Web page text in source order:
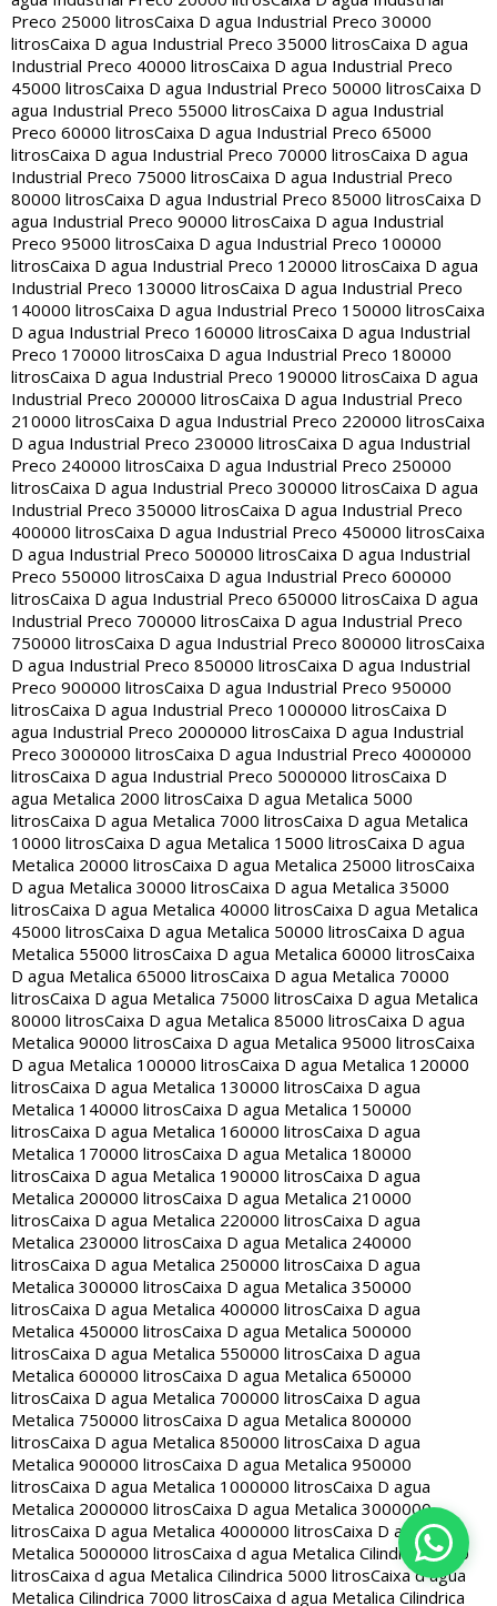
Preco 25000 litrosCaixa D agua Industrial Preco 30000
litrosCaixa D agua Industrial Preco 35000 litrosCaixa D agua
Industrial Preco 40000 litrosCaixa D agua Industrial Preco
45000 litrosCaixa D agua Industrial Preco 50000 litrosCaixa D
agua Industrial Preco 55000 litrosCaixa D agua Industrial
Preco 60000 litrosCaixa D agua Industrial Preco 65000
litrosCaixa D agua Industrial Preco 70000 litrosCaixa D agua
Industrial Preco 75000 litrosCaixa D agua Industrial Preco
80000 litrosCaixa D agua Industrial Preco 85000 litrosCaixa D
agua Industrial Preco 90000 litrosCaixa D agua Industrial
Preco 95000 litrosCaixa D agua Industrial Preco 100000
litrosCaixa D agua Industrial Preco 120000 litrosCaixa D agua
Industrial Preco 130000 litrosCaixa D agua Industrial Preco
140000 litrosCaixa D agua Industrial Preco 150000 litrosCaixa
D agua Industrial Preco 160000 litrosCaixa D agua Industrial
Preco 170000 litrosCaixa D agua Industrial Preco 180000
litrosCaixa D agua Industrial Preco 190000 litrosCaixa D agua
Industrial Preco 200000 litrosCaixa D agua Industrial Preco
210000 litrosCaixa D agua Industrial Preco 220000 litrosCaixa
D agua Industrial Preco 230000 litrosCaixa D agua Industrial
Preco 240000 litrosCaixa D agua Industrial Preco 250000
litrosCaixa D agua Industrial Preco 300000 litrosCaixa D agua
Industrial Preco 350000 litrosCaixa D agua Industrial Preco
400000 litrosCaixa D agua Industrial Preco 450000 litrosCaixa
D agua Industrial Preco 500000 litrosCaixa D agua Industrial
Preco 550000 litrosCaixa D agua Industrial Preco 600000
litrosCaixa D agua Industrial Preco 650000 litrosCaixa D agua
Industrial Preco 700000 litrosCaixa D agua Industrial Preco
750000 litrosCaixa D agua Industrial Preco 800000 litrosCaixa
D agua Industrial Preco 850000 litrosCaixa D agua Industrial
Preco 900000 litrosCaixa D agua Industrial Preco 950000
litrosCaixa D agua Industrial Preco 1000000 litrosCaixa D
agua Industrial Preco 2000000 litrosCaixa D agua Industrial
Preco 3000000 litrosCaixa D agua Industrial Preco 4000000
litrosCaixa D agua Industrial Preco 5000000 litrosCaixa D
agua Metalica 2000 litrosCaixa D agua Metalica 5000
litrosCaixa D agua Metalica 7000 litrosCaixa D agua Metalica
10000 litrosCaixa D agua Metalica 15000 litrosCaixa D agua
Metalica 20000 litrosCaixa D agua Metalica 25000 litrosCaixa
D agua Metalica 30000 litrosCaixa D agua Metalica 35000
litrosCaixa D agua Metalica 40000 litrosCaixa D agua Metalica
45000 litrosCaixa D agua Metalica 50000 litrosCaixa D agua
Metalica 55000 litrosCaixa D agua Metalica 60000 litrosCaixa
D agua Metalica 65000 litrosCaixa D agua Metalica 70000
litrosCaixa D agua Metalica 75000 litrosCaixa D agua Metalica
80000 litrosCaixa D agua Metalica 85000 litrosCaixa D agua
Metalica 90000 litrosCaixa D agua Metalica 95000 litrosCaixa
D agua Metalica 100000 litrosCaixa D agua Metalica 120000
litrosCaixa D agua Metalica 130000 litrosCaixa D agua
Metalica 140000 litrosCaixa D agua Metalica 150000
litrosCaixa D agua Metalica 160000 litrosCaixa D agua
Metalica 170000 litrosCaixa D agua Metalica 180000
litrosCaixa D agua Metalica 190000 litrosCaixa D agua
Metalica 200000 litrosCaixa D agua Metalica 210000
litrosCaixa D agua Metalica 220000 litrosCaixa D agua
Metalica 230000 litrosCaixa D agua Metalica 240000
litrosCaixa D agua Metalica 250000 litrosCaixa D agua
Metalica 300000 litrosCaixa D agua Metalica 350000
litrosCaixa D agua Metalica 400000 litrosCaixa D agua
Metalica 450000 litrosCaixa D agua Metalica 500000
litrosCaixa D agua Metalica 550000 litrosCaixa D agua
Metalica 600000 litrosCaixa D agua Metalica 650000
litrosCaixa D agua Metalica 700000 litrosCaixa D agua
Metalica 750000 litrosCaixa D agua Metalica 800000
litrosCaixa D agua Metalica 850000 litrosCaixa D agua
Metalica 900000 litrosCaixa D agua Metalica 950000
litrosCaixa D agua Metalica 1000000 litrosCaixa D agua
Metalica 2000000 litrosCaixa D agua Metalica 3000000
litrosCaixa D agua Metalica 4000000 litrosCaixa D agua
Metalica 5000000 litrosCaixa d agua Metalica Cilindrica 2000
litrosCaixa d agua Metalica Cilindrica 5000 litrosCaixa d agua
Metalica Cilindrica 7000 litrosCaixa d agua Metalica Cilindrica